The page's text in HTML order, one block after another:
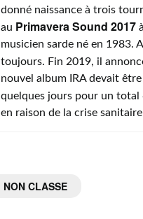
donné naissance à trois
au Primavera Sound 2017
musicien sarde né en 1983.
toujours. Fin 2019, il
nouvel album IRA devait
quelques jours pour un total
en raison de la crise
NON CLASSE